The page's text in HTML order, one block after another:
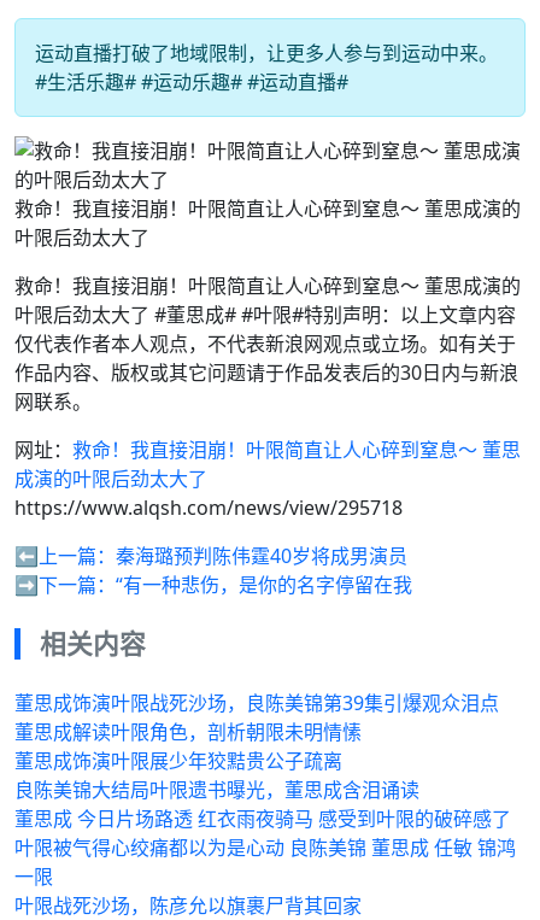
运动直播打破了地域限制，让更多人参与到运动中来。
#生活乐趣# #运动乐趣# #运动直播#
救命！我直接泪崩！叶限简直让人心碎到窒息～ 董思成演的
叶限后劲太大了
救命！我直接泪崩！叶限简直让人心碎到窒息～ 董思成演的
叶限后劲太大了 #董思成# #叶限#特别声明：以上文章内容
仅代表作者本人观点，不代表新浪网观点或立场。如有关于
作品内容、版权或其它问题请于作品发表后的30日内与新浪
网联系。
网址： 救命！我直接泪崩！叶限简直让人心碎到窒息～ 董思
成演的叶限后劲太大了
https://www.alqsh.com/news/view/295718
⬅️上一篇： 秦海璐预判陈伟霆40岁将成男演员
➡️下一篇： “有一种悲伤，是你的名字停留在我
相关内容
董思成饰演叶限战死沙场，良陈美锦第39集引爆观众泪点
董思成解读叶限角色，剖析朝限未明情愫
董思成饰演叶限展少年狡黠贵公子疏离
良陈美锦大结局叶限遗书曝光，董思成含泪诵读
董思成 今日片场路透 红衣雨夜骑马 感受到叶限的破碎感了
叶限被气得心绞痛都以为是心动 良陈美锦 董思成 任敏 锦鸿
一限
叶限战死沙场，陈彦允以旗裹尸背其回家